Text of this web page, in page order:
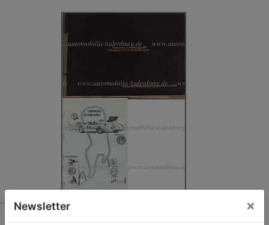
17 - 1000KM BUENOS AIRES
Newsletter ×